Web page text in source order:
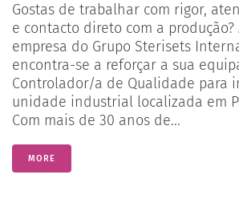
Gostas de trabalhar com rigor,
e contacto direto com a produção?
empresa do Grupo Sterisets
encontra-se a reforçar a sua
Controlador/a de Qualidade para
unidade industrial localizada em
Com mais de 30 anos de...
MORE